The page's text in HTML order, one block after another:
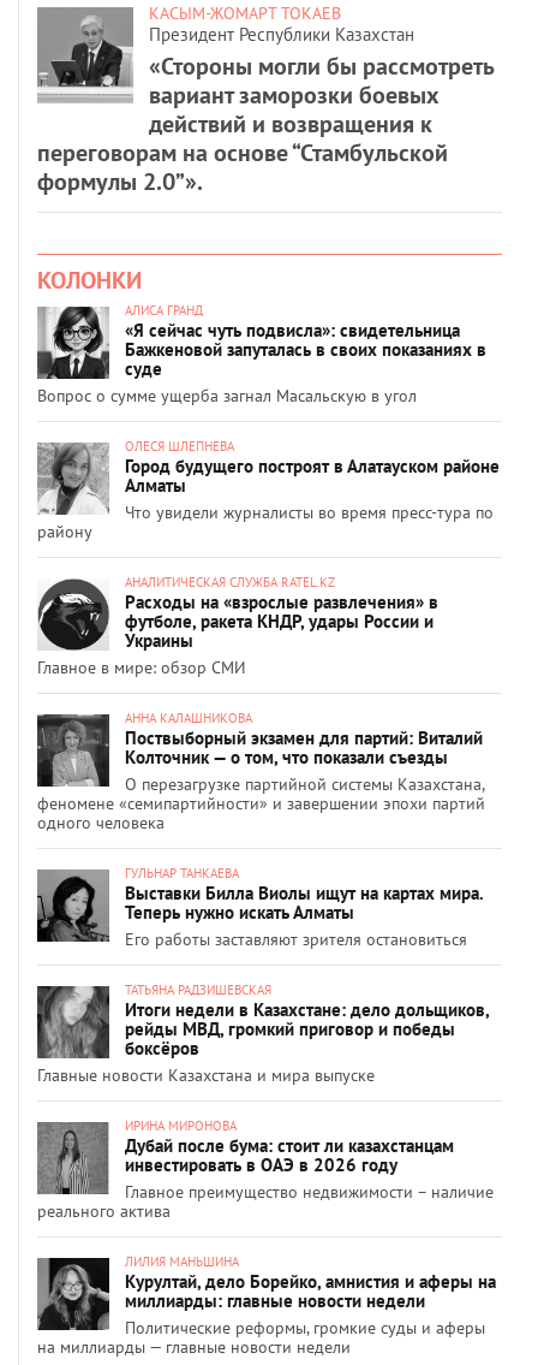
КАСЫМ-ЖОМАРТ ТОКАЕВ
Президент Республики Казахстан
«Стороны могли бы рассмотреть
вариант заморозки боевых
действий и возвращения к
переговорам на основе “Стамбульской
формулы 2.0”».
КОЛОНКИ
АЛИСА ГРАНД
«Я сейчас чуть подвисла»: свидетельница
Бажкеновой запуталась в своих показаниях в
суде
Вопрос о сумме ущерба загнал Масальскую в угол
ОЛЕСЯ ШЛЕПНЕВА
Город будущего построят в Алатауском районе
Алматы
Что увидели журналисты во время пресс-тура по
району
АНАЛИТИЧЕСКАЯ СЛУЖБА RATEL.KZ
Расходы на «взрослые развлечения» в
футболе, ракета КНДР, удары России и
Украины
Главное в мире: обзор СМИ
АННА КАЛАШНИКОВА
Поствыборный экзамен для партий: Виталий
Колточник — о том, что показали съезды
О перезагрузке партийной системы Казахстана,
феномене «семипартийности» и завершении эпохи партий
одного человека
ГУЛЬНАР ТАНКАЕВА
Выставки Билла Виолы ищут на картах мира.
Теперь нужно искать Алматы
Его работы заставляют зрителя остановиться
ТАТЬЯНА РАДЗИШЕВСКАЯ
Итоги недели в Казахстане: дело дольщиков,
рейды МВД, громкий приговор и победы
боксёров
Главные новости Казахстана и мира выпуске
ИРИНА МИРОНОВА
Дубай после бума: стоит ли казахстанцам
инвестировать в ОАЭ в 2026 году
Главное преимущество недвижимости – наличие
реального актива
ЛИЛИЯ МАНЬШИНА
Курултай, дело Борейко, амнистия и аферы на
миллиарды: главные новости недели
Политические реформы, громкие суды и аферы
на миллиарды — главные новости недели